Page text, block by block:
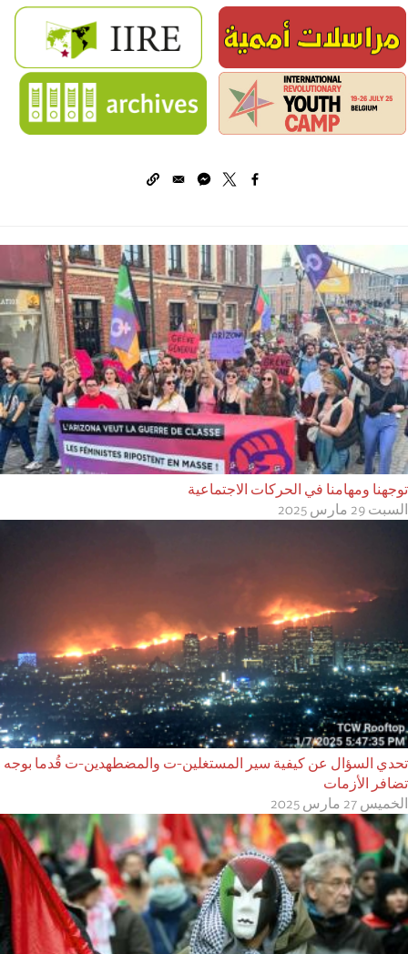
توجهنا ومهامنا في الحركات الاجتماعية
السبت 29 مارس 2025
تحدي السؤال عن كيفية سير المستغلين-ت والمضطهدين-ت قُدما بوجه
تضافر الأزمات
الخميس 27 مارس 2025